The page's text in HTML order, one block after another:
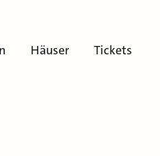
Häuser Tickets